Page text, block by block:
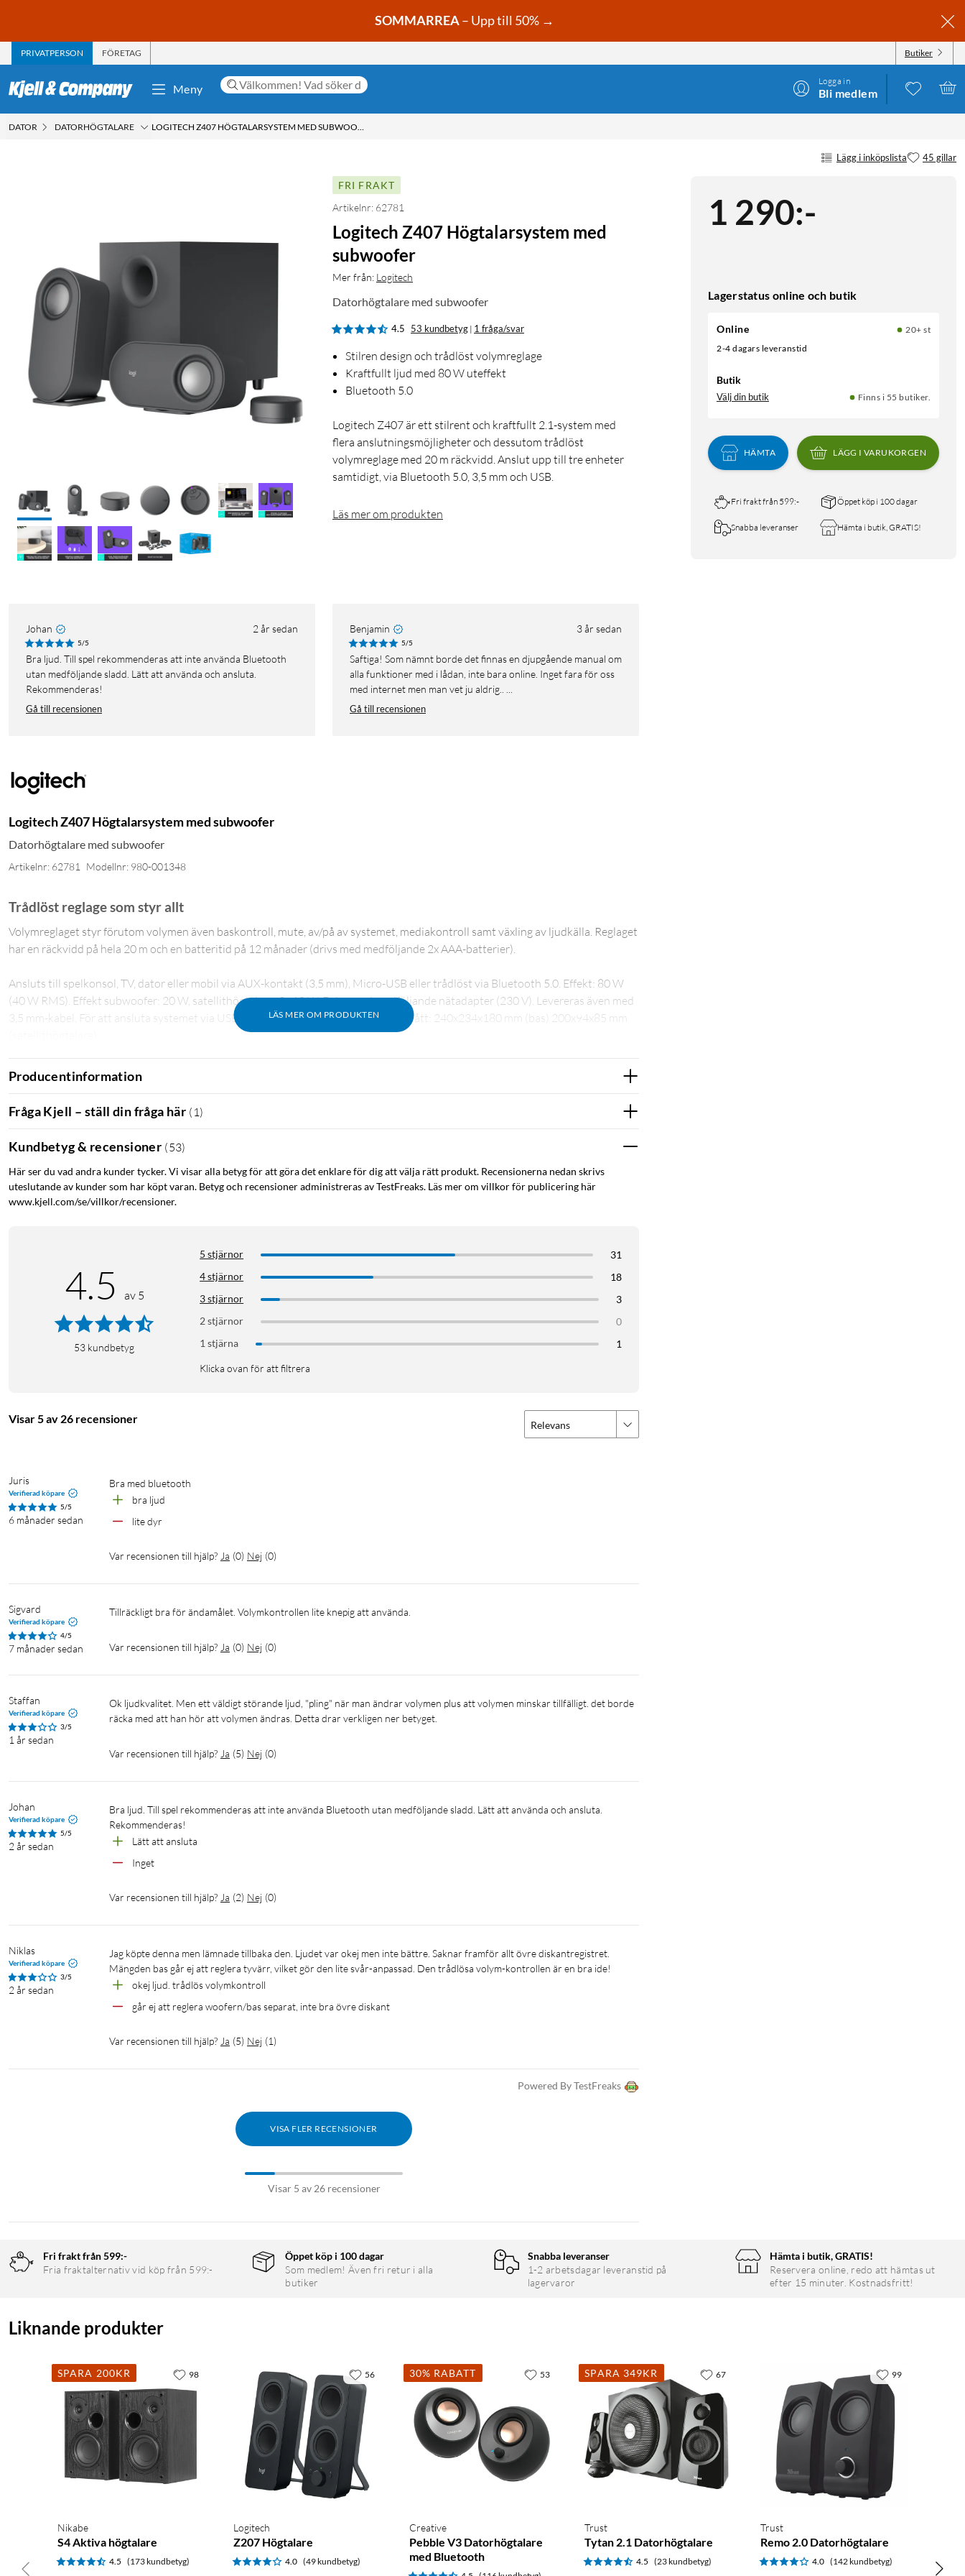
SOMMARREA– Upp till 50% →
PRIVATPERSON FÖRETAG Butiker
Meny
Logga in
Bli medlem
DATOR DATORHÖGTALARE LOGITECH Z407 HÖGTALARSYSTEM MED SUBWOOFER
Lägg i inköpslista 45 gillar
1 290:-
Lagerstatus online och butik
Online
20+ st
2-4 dagars leveranstid
Butik
Välj din butik Finns i 55 butiker.
HÄMTA LÄGG I VARUKORGEN
Fri frakt från 599:- Öppet köp i 100 dagar
Snabba leveranser Hämta i butik, GRATIS!
FRI FRAKT
Artikelnr: 62781
Logitech Z407 Högtalarsystem med
subwoofer
Mer från: Logitech
Datorhögtalare med subwoofer
4.5 53 kundbetyg | 1 fråga/svar
Stilren design och trådlöst volymreglage
Kraftfullt ljud med 80 W uteffekt
Bluetooth 5.0
Logitech Z407 är ett stilrent och kraftfullt 2.1-system med
flera anslutningsmöjligheter och dessutom trådlöst
volymreglage med 20 m räckvidd. Anslut upp till tre enheter
samtidigt, via Bluetooth 5.0, 3,5 mm och USB.
Läs mer om produkten
Johan 2 år sedan
5/5
Bra ljud. Till spel rekommenderas att inte använda Bluetooth
utan medföljande sladd. Lätt att använda och ansluta.
Rekommenderas!
Gå till recensionen
Benjamin 3 år sedan
5/5
Saftiga! Som nämnt borde det finnas en djupgående manual om
alla funktioner med i lådan, inte bara online. Inget fara för oss
med internet men man vet ju aldrig.. ...
Gå till recensionen
Logitech Z407 Högtalarsystem med subwoofer
Datorhögtalare med subwoofer
Artikelnr: 62781 Modellnr: 980-001348
LÄS MER OM PRODUKTEN
Trådlöst reglage som styr allt
Volymreglaget styr förutom volymen även baskontroll, mute, av/på av systemet, mediakontroll samt växling av ljudkälla. Reglaget
har en räckvidd på hela 20 m och en batteritid på 12 månader (drivs med medföljande 2x AAA-batterier).
Ansluts till spelkonsol, TV, dator eller mobil via AUX-kontakt (3,5 mm), Micro-USB eller trådlöst via Bluetooth 5.0. Effekt: 80 W
(40 W RMS). Effekt subwoofer: 20 W, satellithögtalare: 2x 10 W. Drivs med medföljande nätadapter (230 V). Levereras även med
3,5 mm-kabel. För att ansluta systemet via USB krävs Micro-USB-kabel (ingår ej). Mått: 240x234x180 mm (bas) 200x94x85 mm
Logitech
Producentinformation
Fråga Kjell – ställ din fråga här ( 1 )
Kundbetyg & recensioner (53)
Här ser du vad andra kunder tycker. Vi visar alla betyg för att göra det enklare för dig att välja rätt produkt. Recensionerna nedan skrivs
uteslutande av kunder som har köpt varan. Betyg och recensioner administreras av TestFreaks. Läs mer om villkor för publicering här
www.kjell.com/se/villkor/recensioner.
4.5 av 5
53 kundbetyg
5 stjärnor
31
4 stjärnor
18
3 stjärnor
3
2 stjärnor
0
1 stjärna
1
Klicka ovan för att filtrera
Visar 5 av 26 recensioner Relevans
Juris
Verifierad köpare
5/5
6 månader sedan
Bra med bluetooth
bra ljud
lite dyr
Var recensionen till hjälp? Ja (0) Nej (0)
Sigvard
Verifierad köpare
4/5
7 månader sedan
Tillräckligt bra för ändamålet. Volymkontrollen lite knepig att använda.
Var recensionen till hjälp? Ja (0) Nej (0)
Staffan
Verifierad köpare
3/5
1 år sedan
Ok ljudkvalitet. Men ett väldigt störande ljud, "pling" när man ändrar volymen plus att volymen minskar tillfälligt. det borde
räcka med att han hör att volymen ändras. Detta drar verkligen ner betyget.
Var recensionen till hjälp? Ja (5) Nej (0)
Johan
Verifierad köpare
5/5
2 år sedan
Bra ljud. Till spel rekommenderas att inte använda Bluetooth utan medföljande sladd. Lätt att använda och ansluta.
Rekommenderas!
Lätt att ansluta
Inget
Var recensionen till hjälp? Ja (2) Nej (0)
Niklas
Verifierad köpare
3/5
2 år sedan
Jag köpte denna men lämnade tillbaka den. Ljudet var okej men inte bättre. Saknar framför allt övre diskantregistret.
Mängden bas går ej att reglera tyvärr, vilket gör den lite svår-anpassad. Den trådlösa volym-kontrollen är en bra ide!
okej ljud. trådlös volymkontroll
går ej att reglera woofern/bas separat, inte bra övre diskant
Var recensionen till hjälp? Ja (5) Nej (1)
Powered By TestFreaks
VISA FLER RECENSIONER
Visar 5 av 26 recensioner
Fri frakt från 599:-
Fria fraktalternativ vid köp från 599:-
Öppet köp i 100 dagar
Som medlem! Även fri retur i alla
butiker
Snabba leveranser
1-2 arbetsdagar leveranstid på
lagervaror
Hämta i butik, GRATIS!
Reservera online, redo att hämtas ut
efter 15 minuter. Kostnadsfritt!
Liknande produkter
SPARA 200KR
Nikabe
S4 Aktiva högtalare
4.5 (173 kundbetyg)
98
Logitech
Z207 Högtalare
4.0 (49 kundbetyg)
56 30% RABATT
Creative
Pebble V3 Datorhögtalare
med Bluetooth
53 SPARA 349KR
Trust
Tytan 2.1 Datorhögtalare
4.5 (23 kundbetyg)
67
Trust
Remo 2.0 Datorhögtalare
4.0 (142 kundbetyg)
99